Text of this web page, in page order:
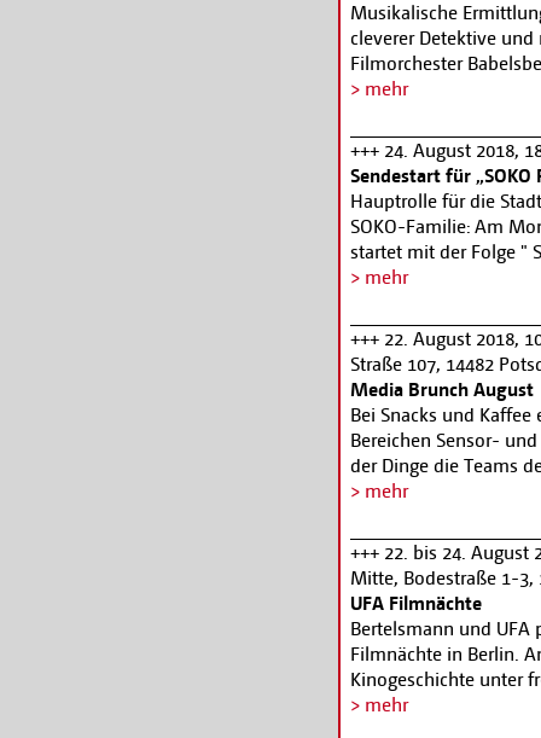
Musikalische
cleverer Detektive und
Filmorchester
Moderator Knut
Wilhelm-Staab-
Bigband im Foyer.
Karten Tel.: +49 (0)
> mehr
+++ 24. August 2018,
Sendestart für „SOKO
Hauptrolle für die
SOKO-Familie: Am
startet mit der Folge "
Vorabendprogramm.
der Potsdamer
Bernhard Henschel
(Omar El-Saeidi),
Spurensicherer
Werner Vense (Bernd
Hackfort, Bob Konrad
Robert Dannenberg.
Braak (Folgen 4-6).
> mehr
+++ 22. August 2018,
Straße 107, 14482
Media Brunch August
Bei Snacks und
Bereichen Sensor-
der Dinge die Teams
aktuell entwickeln.
Schreiben Sie uns an
Brunch August“. Um
pünktlich um 9:55 Uhr
unterwww.miz-
> mehr
+++ 22. bis 24.
Mitte, Bodestraße 1-3,
UFA Filmnächte
Bertelsmann und UFA
Filmnächte in Berlin.
Kinogeschichte unter
begleitet von Live-
> mehr